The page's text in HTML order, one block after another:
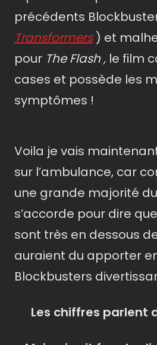
précédents
Transformers) et
pour The Flash , le film
cases et possède les
symptômes­ !
Voila je vais
sur l’ambulance, car
une grande majorité
s’accorde pour dire
sont très en dessous
auraient du apporter
Blockbusters
Les chiffres parlent